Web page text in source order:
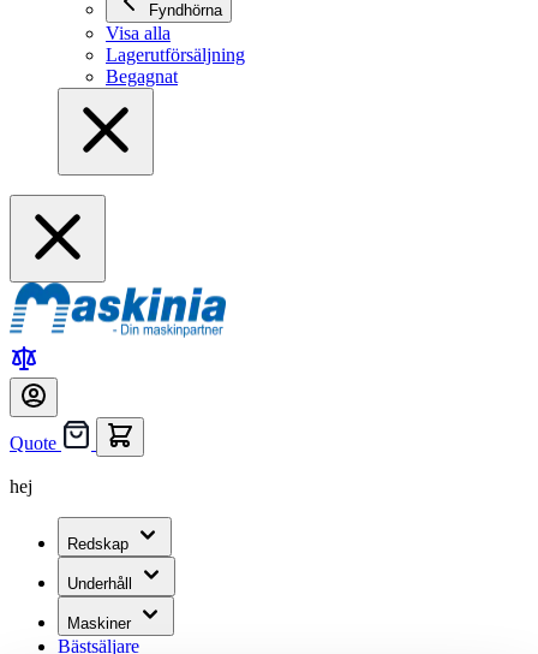
Fyndhörna
Visa alla
Lagerutförsäljning
Begagnat
Quote
hej
Redskap
Underhåll
Maskiner
Bästsäljare